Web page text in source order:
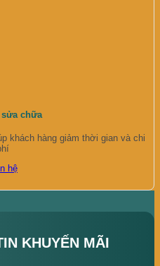
chữa
khách hàng giảm thời gian và chi
hệ
KHUYẾN MÃI